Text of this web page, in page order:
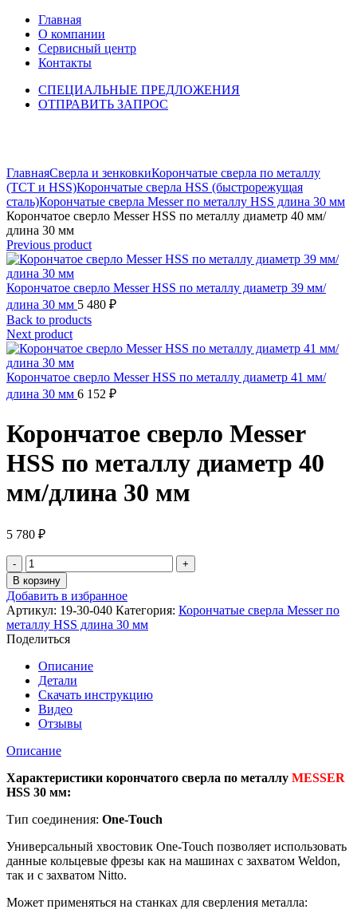
Главная
О компании
Сервисный центр
Контакты
СПЕЦИАЛЬНЫЕ ПРЕДЛОЖЕНИЯ
ОТПРАВИТЬ ЗАПРОС
ГлавнаяСверла и зенковкиКорончатые сверла по металлу
(TCT и HSS)Корончатые сверла HSS (быстрорежущая
сталь)Корончатые сверла Messer по металлу HSS длина 30 мм
Корончатое сверло Messer HSS по металлу диаметр 40 мм/
длина 30 мм
Previous product
Корончатое сверло Messer HSS по металлу диаметр 39 мм/
длина 30 мм 5 480 ₽
Back to products
Next product
Корончатое сверло Messer HSS по металлу диаметр 41 мм/
длина 30 мм 6 152 ₽
Корончатое сверло Messer
HSS по металлу диаметр 40
мм/длина 30 мм
5 780 ₽
Количество
товара
Корончатое
сверло
Messer
HSS
по
металлу
диаметр
40
мм/
длина
мм
В корзину
Добавить в избранное
Артикул: 19-30-040 Категория: Корончатые сверла Messer по
металлу HSS длина 30 мм
Поделиться
Описание
Детали
Скачать инструкцию
Видео
Отзывы
Описание
Характеристики корончатого сверла по металлу MESSER
HSS 30 мм:
Тип соединения: One-Touch
Универсальный хвостовик Оne-Touch позволяет использовать
данные кольцевые фрезы как на машинах с захватом Weldon,
так и с захватом Nitto.
Может применяться на станках для сверления металла: